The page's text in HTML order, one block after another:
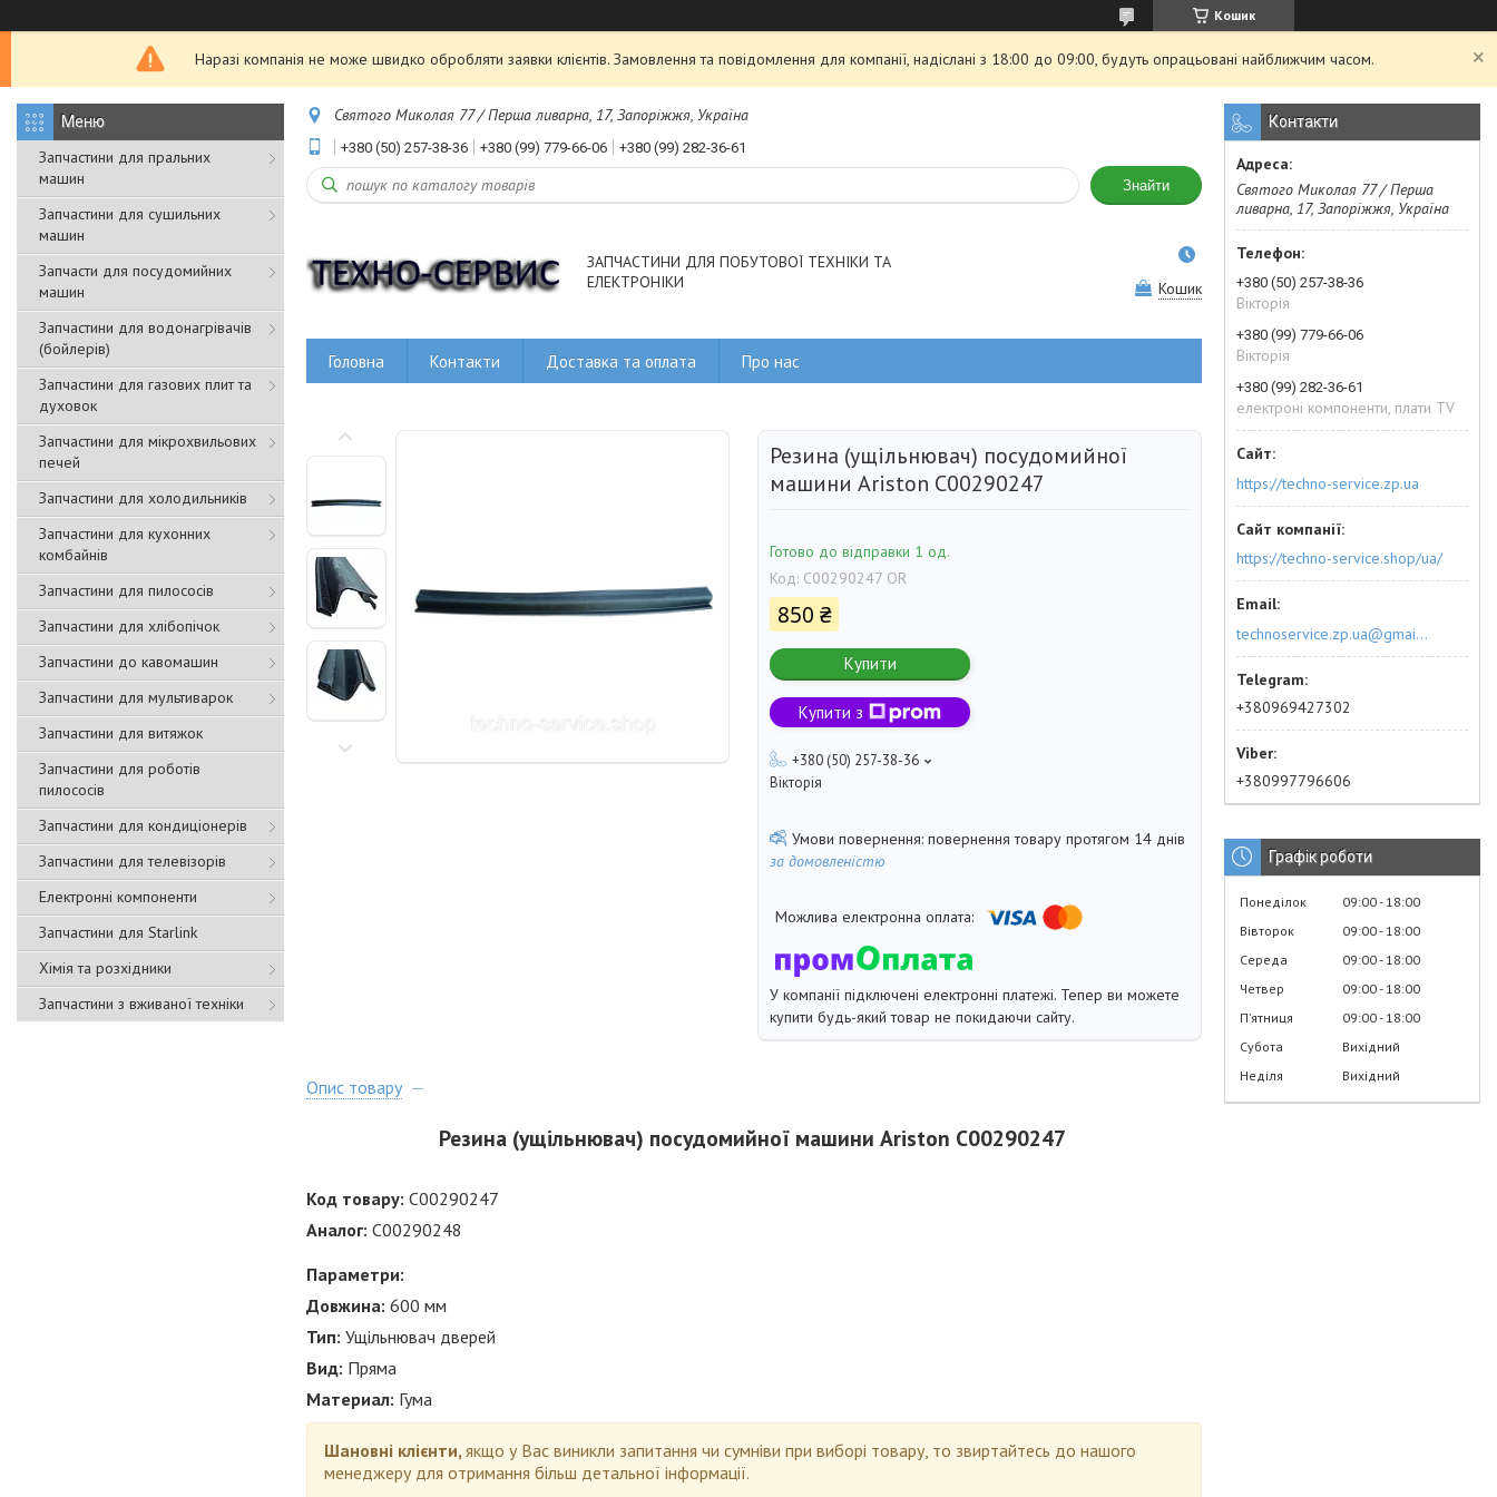
Кошик
Наразі компанія не може швидко обробляти заявки клієнтів. Замовлення та повідомлення для компанії, надіслані з 18:00 до 09:00, будуть опрацьовані найближчим часом.
Запчастини для пральних
машин
Запчастини для сушильних
машин
Запчасти для посудомийних
машин
Запчастини для водонагрівачів
(бойлерів)
Запчастини для газових плит та
духовок
Запчастини для мікрохвильових
печей
Запчастини для холодильників
Запчастини для кухонних
комбайнів
Запчастини для пилососів
Запчастини для хлібопічок
Запчастини до кавомашин
Запчастини для мультиварок
Запчастини для витяжок
Запчастини для роботів
пилососів
Запчастини для кондиціонерів
Запчастини для телевізорів
Електронні компоненти
Запчастини для Starlink
Хімія та розхідники
Запчастини з вживаної техніки
Святого Миколая 77 / Перша ливарна, 17, Запоріжжя, Україна
+380 (50) 257-38-36 +380 (99) 779-66-06 +380 (99) 282-36-61
Знайти
ЗАПЧАСТИНИ ДЛЯ ПОБУТОВОЇ ТЕХНІКИ ТА
ЕЛЕКТРОНІКИ
Кошик
Головна Контакти Доставка та оплата Про нас
Резина (ущільнювач) посудомийної
машини Ariston C00290247
Готово до відправки 1 од.
Код: C00290247 OR
850 ₴
Купити
Купити з
+380 (50) 257-38-36
Вікторія
повернення товару протягом 14 днів
за домовленістю
У компанії підключені електронні платежі. Тепер ви можете
купити будь-який товар не покидаючи сайту.
Опис товару
Резина (ущільнювач) посудомийної машини Ariston C00290247
Код товару: C00290247
Аналог: C00290248
Параметри:
Довжина: 600 мм
Тип: Ущільнювач дверей
Вид: Пряма
Материал: Гума
Шановні клієнти, якщо у Вас виникли запитання чи сумніви при виборі товару, то звиртайтесь до нашого
менеджеру для отримання більш детальної інформації.
Контакти
Святого Миколая 77 / Перша
ливарна, 17, Запоріжжя, Україна
+380 (50) 257-38-36
Вікторія
+380 (99) 779-66-06
Вікторія
+380 (99) 282-36-61
електроні компоненти, плати TV
https://techno-service.zp.ua
https://techno-service.shop/ua/
technoservice.zp.ua@gmail.com
+380969427302
+380997796606
Графік роботи
Понеділок 09:00 18:00
Вівторок
09:00 18:00
Середа
09:00 18:00
Четвер
09:00 18:00
Пʼятниця
09:00 18:00
Субота
Вихідний
Неділя
Вихідний